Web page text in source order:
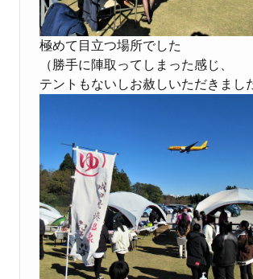
極めて目立つ場所でした
（勝手に陣取ってしまった感じ、
テントもないしお赦しいただきまし